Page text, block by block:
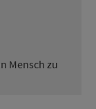
Mensch zu